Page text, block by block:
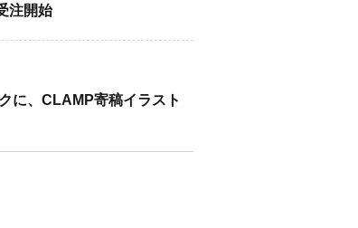
注開始
に、CLAMP寄稿イラスト